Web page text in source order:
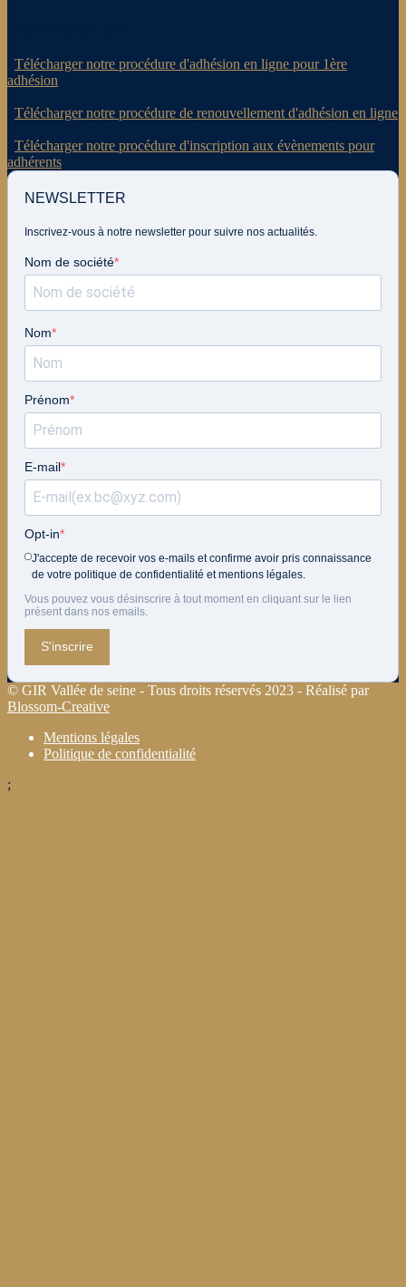
Télécharger notre procédure d'adhésion en ligne pour 1ère
adhésion
Télécharger notre procédure de renouvellement d'adhésion en ligne
Télécharger notre procédure d'inscription aux évènements pour
adhérents
NEWSLETTER
Inscrivez-vous à notre newsletter pour suivre nos actualités.
Nom de société
Nom
Prénom
E-mail
Opt-in
J'accepte de recevoir vos e-mails et confirme avoir pris connaissance
de votre politique de confidentialité et mentions légales.
Vous pouvez vous désinscrire à tout moment en cliquant sur le lien
présent dans nos emails.
S'inscrire
© GIR Vallée de seine - Tous droits réservés 2023 - Réalisé par
Blossom-Creative
Mentions légales
Politique de confidentialité
;